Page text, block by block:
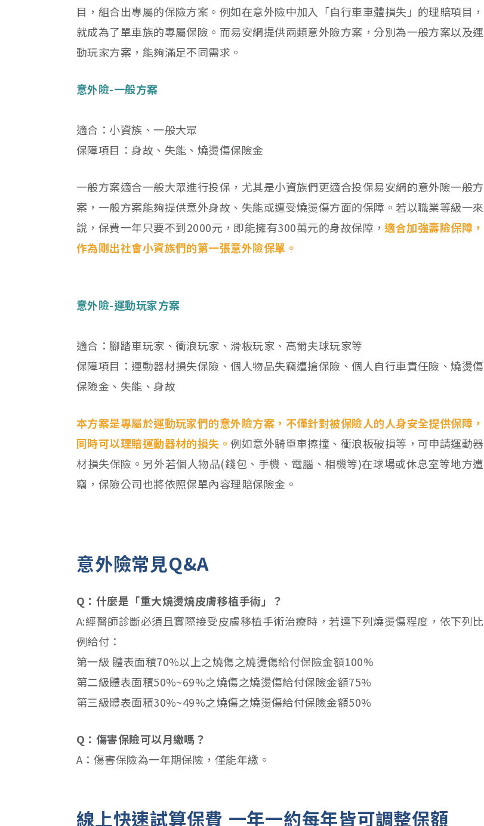
目，組合出專屬的保險方案。例如在意外險中加入「自行車車體損失」的理賠項目，
就成為了單車族的專屬保險。而易安網提供兩類意外險方案，分別為一般方案以及運
動玩家方案，能夠滿足不同需求。
意外險-一般方案
適合：小資族、一般大眾
保障項目：身故、失能、燒燙傷保險金
一般方案適合一般大眾進行投保，尤其是小資族們更適合投保易安網的意外險一般方
案，一般方案能夠提供意外身故、失能或遭受燒燙傷方面的保障。若以職業等級一來
說，保費一年只要不到2000元，即能擁有300萬元的身故保障，適合加強壽險保障，
作為剛出社會小資族們的第一張意外險保單。
意外險-運動玩家方案
適合：腳踏車玩家、衝浪玩家、滑板玩家、高爾夫球玩家等
保障項目：運動器材損失保險、個人物品失竊遭搶保險、個人自行車責任險、燒燙傷
保險金、失能、身故
本方案是專屬於運動玩家們的意外險方案，不僅針對被保險人的人身安全提供保障，
同時可以理賠運動器材的損失。例如意外騎單車擦撞、衝浪板破損等，可申請運動器
材損失保險。另外若個人物品(錢包、手機、電腦、相機等)在球場或休息室等地方遭
竊，保險公司也將依照保單內容理賠保險金。
意外險常見Q&A
Q：什麼是「重大燒燙燒皮膚移植手術」？
A:經醫師診斷必須且實際接受皮膚移植手術治療時，若達下列燒燙傷程度，依下列比
例給付：
第一級 體表面積70%以上之燒傷之燒燙傷給付保險金額100%
第二級體表面積50%~69%之燒傷之燒燙傷給付保險金額75%
第三級體表面積30%~49%之燒傷之燒燙傷給付保險金額50%
Q：傷害保險可以月繳嗎？
A：傷害保險為一年期保險，僅能年繳。
線上快速試算保費 一年一約每年皆可調整保額